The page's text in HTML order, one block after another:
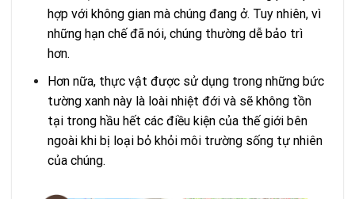
hợp với không gian mà chúng đang ở. Tuy nhiên, vì
những hạn chế đã nói, chúng thường dễ bảo trì
hơn.
Hơn nữa, thực vật được sử dụng trong những bức
tường xanh này là loài nhiệt đới và sẽ không tồn
tại trong hầu hết các điều kiện của thế giới bên
ngoài khi bị loại bỏ khỏi môi trường sống tự nhiên
của chúng.